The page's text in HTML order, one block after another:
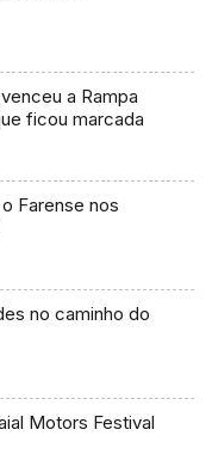
a Rampa
ficou marcada
Farense nos
no caminho do
Motors Festival